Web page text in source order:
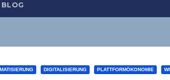
BLOG
DIGITALISIERUNG PLATTFORMÖKONOMIE